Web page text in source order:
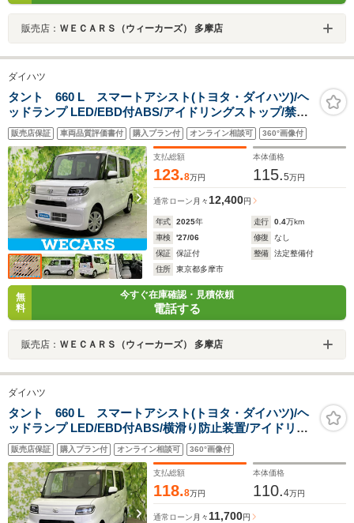
販売店： ＷＥＣＡＲＳ（ウィーカーズ） 多摩店
ダイハツ
タント 660 L スマートアシスト(トヨタ・ダイハツ)/ヘ
ッドランプ LED/EBD付ABS/アイドリングストップ/禁煙
車/エアバッグ 運転席/エアバッグ 助手席/パワーウインド
ウ/エンジンスタートボタン
販売店保証 車両品質評価書付 購入プラン付 オンライン相談可 360°画像付
支払総額
123.8万円
本体価格
115.5万円
通常ローン 月々 12,400円
年式 2025年 走行 0.4万km
車検
'27/06 修復
なし
保証
保証付 整備
法定整備付
住所
東京都多摩市
無
料
今すぐ在庫確認・見積依頼
電話する
販売店： ＷＥＣＡＲＳ（ウィーカーズ） 多摩店
ダイハツ
タント 660 L スマートアシスト(トヨタ・ダイハツ)/ヘ
ッドランプ LED/EBD付ABS/横滑り防止装置/アイドリン
グストップ/禁煙車/エアバッグ 運転席/エアバッグ 助手席/
エアバッグ サイド
販売店保証 購入プラン付 オンライン相談可 360°画像付
支払総額
118.8万円
本体価格
110.4万円
通常ローン 月々 11,700円